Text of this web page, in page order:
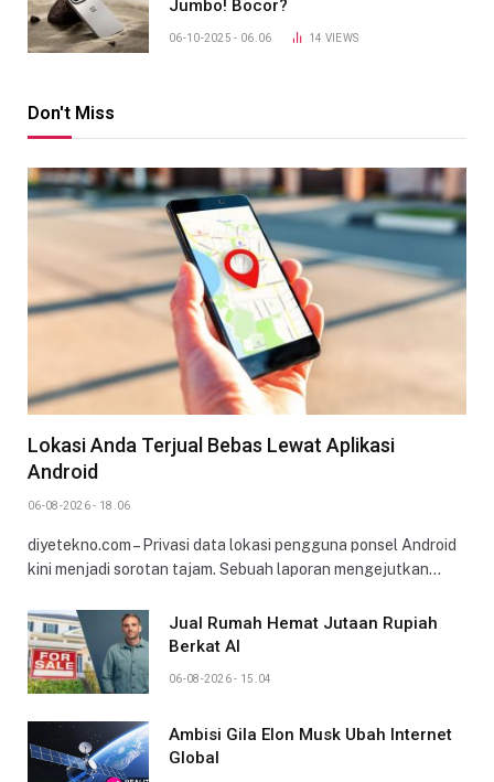
Jumbo! Bocor?
06-10-2025 - 06.06 14 VIEWS
Don't Miss
Lokasi Anda Terjual Bebas Lewat Aplikasi
Android
06-08-2026 - 18.06
diyetekno.com – Privasi data lokasi pengguna ponsel Android
kini menjadi sorotan tajam. Sebuah laporan mengejutkan…
Jual Rumah Hemat Jutaan Rupiah
Berkat AI
06-08-2026 - 15.04
Ambisi Gila Elon Musk Ubah Internet
Global